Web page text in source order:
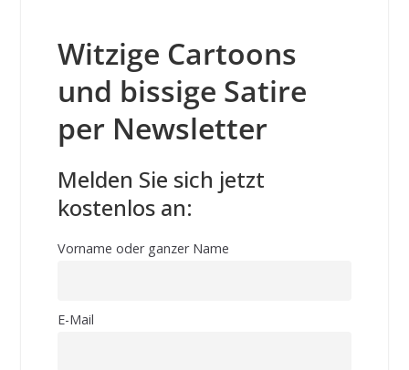
Witzige Cartoons
und bissige Satire
per Newsletter
Melden Sie sich jetzt
kostenlos an:
Vorname oder ganzer Name
E-Mail